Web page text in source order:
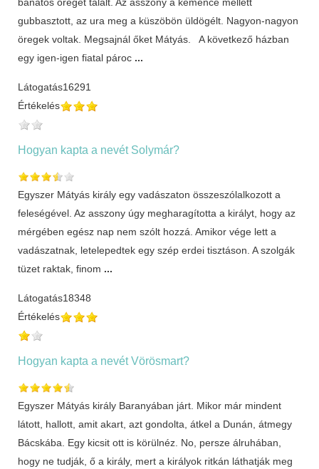
gubbasztott, az ura meg a küszöbön üldögélt. Nagyon-nagyon
öregek voltak. Megsajnál őket Mátyás. A következő házban
egy igen-igen fiatal pároc ...
Látogatás16291
Értékelés
Hogyan kapta a nevét Solymár?
Egyszer Mátyás király egy vadászaton összeszólalkozott a
feleségével. Az asszony úgy megharagította a királyt, hogy az
mérgében egész nap nem szólt hozzá. Amikor vége lett a
vadászatnak, letelepedtek egy szép erdei tisztáson. A szolgák
tüzet raktak, finom ...
Látogatás18348
Értékelés
Hogyan kapta a nevét Vörösmart?
Egyszer Mátyás király Baranyában járt. Mikor már mindent
látott, hallott, amit akart, azt gondolta, átkel a Dunán, átmegy
Bácskába. Egy kicsit ott is körülnéz. No, persze álruhában,
hogy ne tudják, ő a király, mert a királyok ritkán láthatják meg